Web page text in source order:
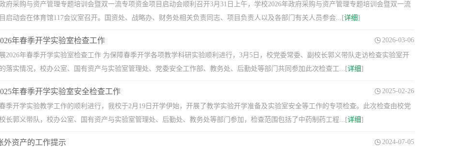
府采购与资产管理专题培训会暨双一流专项资金项目启动会顺利召开3月31日上午，学校2026年政府采购与资产管理专题培训会暨双一流
启动会在体育馆117会议室召开。国资处、战略办、财务处相关负责同志、项目负责人以及各部门有关人员参会...[详细]
年春季开学实验室检查工作 2026-03-06
2026年春季开学实验室检查工作 为保障春季开学各项教学科研实验顺利进行，3月5日，校党委常委、副校长郭义带队走访检查实验室开
落实情况，校办公室、国有资产与实验室管理处、党委安全工作部、教务处、后勤处等部门共同参加此次检查工...[详细]
年春季开学实验室安全检查工作 2025-02-26
季开学实验教学工作的顺利进行，我校于2月19日开学伊始，开展了教学实验开学准备及实验室安全等工作的专项检查。此次检查由校党
长郭义带队，校办公室、国有资产与实验室管理处、后勤处、教务处等部门参加，检查范围包括了中药制药工程...[详细]
外资产的工作提示 2024-07-05